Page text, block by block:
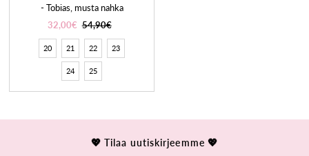
- Tobias, musta nahka
32,00€ 54,90€
20 21 22 23
24 25
💖 Tilaa uutiskirjeemme 💖